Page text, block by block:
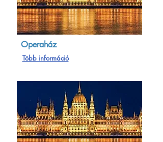
Operaház
Több információ